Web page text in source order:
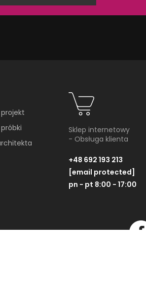
Sklep internetowy
- Obsługa klienta
+48 692 193 213
[email protected]
pn - pt 8:00 - 17:00